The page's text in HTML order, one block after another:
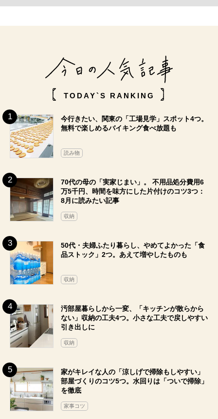
TODAY`S RANKING
今行きたい、関東の「工場見学」スポット4つ。
無料で楽しめるバイキング食べ放題も
読み物
70代の母の「実家じまい」。 不用品処分費用6
万5千円、時間を味方にした片付けのコツ3つ：
8月に読みたい記事
収納
50代・夫婦ふたり暮らし、やめてよかった「食
品ストック」2つ。あえて増やしたものも
収納
汚部屋暮らしから一変、「キッチンが散らから
ない」収納の工夫4つ。小さな工夫で戻しやすい
引き出しに
収納
家がキレイな人の「涼しげで掃除もしやすい」
部屋づくりのコツ5つ。水回りは「ついで掃除」
を徹底
家事コツ